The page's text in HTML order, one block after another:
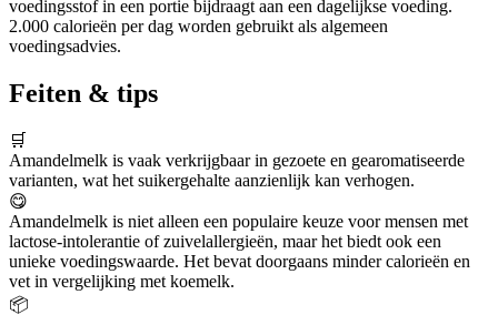
voedingsstof in een portie bijdraagt aan een dagelijkse voeding.
2.000 calorieën per dag worden gebruikt als algemeen
voedingsadvies.
Feiten & tips
🛒
Amandelmelk is vaak verkrijgbaar in gezoete en gearomatiseerde
varianten, wat het suikergehalte aanzienlijk kan verhogen.
😋
Amandelmelk is niet alleen een populaire keuze voor mensen met
lactose-intolerantie of zuivelallergieën, maar het biedt ook een
unieke voedingswaarde. Het bevat doorgaans minder calorieën en
vet in vergelijking met koemelk.
📦